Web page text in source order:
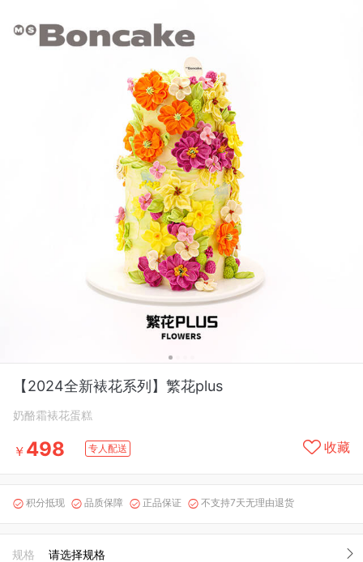
【2024全新裱花系列】繁花plus
奶酪霜裱花蛋糕
￥ 498 专人配送 收藏
 积分抵现  品质保障  正品保证  不支持7天无理由退货
规格 请选择规格